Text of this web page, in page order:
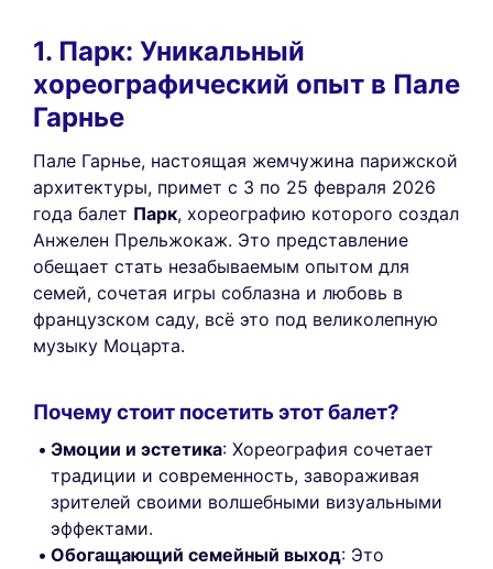
1. Парк: Уникальный
хореографический опыт в Пале
Гарнье
Пале Гарнье, настоящая жемчужина парижской
архитектуры, примет с 3 по 25 февраля 2026
года балет Парк, хореографию которого создал
Анжелен Прельжокаж. Это представление
обещает стать незабываемым опытом для
семей, сочетая игры соблазна и любовь в
французском саду, всё это под великолепную
музыку Моцарта.
Почему стоит посетить этот балет?
Эмоции и эстетика: Хореография сочетает
традиции и современность, завораживая
зрителей своими волшебными визуальными
эффектами.
Обогащающий семейный выход: Это